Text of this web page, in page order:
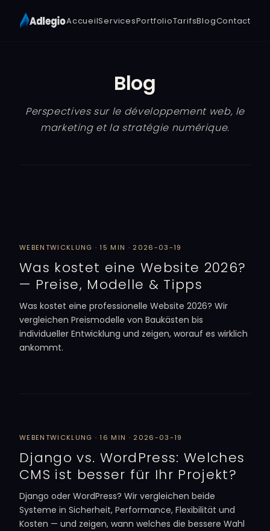
AccueilServicesPortfolioTarifsBlogContact
Blog
Perspectives sur le développement web, le
marketing et la stratégie numérique.
WEBENTWICKLUNG · 15 MIN · 2026-03-19
Was kostet eine Website 2026?
— Preise, Modelle & Tipps
Was kostet eine professionelle Website 2026? Wir
vergleichen Preismodelle von Baukästen bis
individueller Entwicklung und zeigen, worauf es wirklich
ankommt.
WEBENTWICKLUNG · 16 MIN · 2026-03-19
Django vs. WordPress: Welches
CMS ist besser für Ihr Projekt?
Django oder WordPress? Wir vergleichen beide
Systeme in Sicherheit, Performance, Flexibilität und
Kosten — und zeigen, wann welches die bessere Wahl